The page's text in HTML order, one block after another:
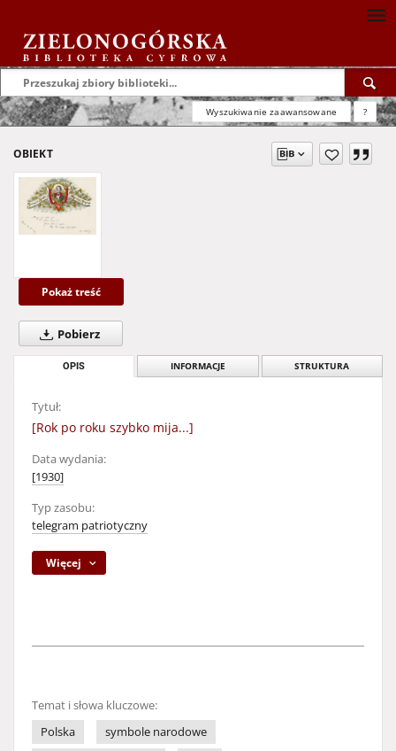
Wyszukiwanie zaawansowane ?
OBIEKT
Pokaż treść
Pobierz
OPIS INFORMACJE STRUKTURA
Tytuł:
[Rok po roku szybko mija...]
Data wydania:
[1930]
Typ zasobu:
telegram patriotyczny
Więcej
Temat i słowa kluczowe:
Polska
symbole narodowe